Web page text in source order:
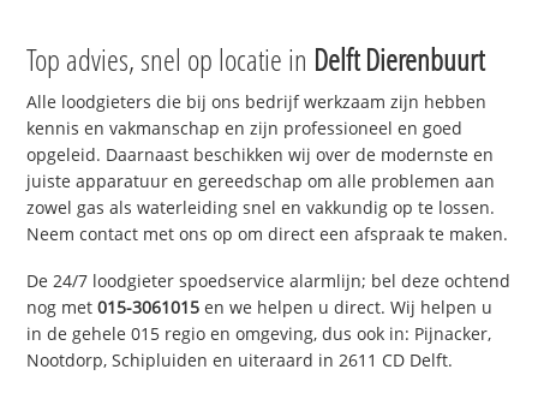
Top advies, snel op locatie in Delft Dierenbuurt
Alle loodgieters die bij ons bedrijf werkzaam zijn hebben
kennis en vakmanschap en zijn professioneel en goed
opgeleid. Daarnaast beschikken wij over de modernste en
juiste apparatuur en gereedschap om alle problemen aan
zowel gas als waterleiding snel en vakkundig op te lossen.
Neem contact met ons op om direct een afspraak te maken.
De 24/7 loodgieter spoedservice alarmlijn; bel deze ochtend
nog met015-3061015 en we helpen u direct. Wij helpen u
in de gehele 015 regio en omgeving, dus ook in: Pijnacker,
Nootdorp, Schipluiden en uiteraard in 2611 CD Delft.